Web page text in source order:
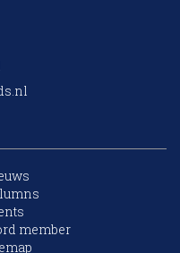
member